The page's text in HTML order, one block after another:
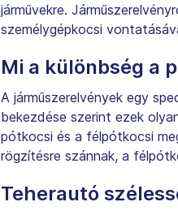
járművekre.
személygépkocsi
Mi a különbség a
A járműszerelvények egy
bekezdése szerint ezek
pótkocsi és a félpótkocsi
rögzítésre szánnak, a
Teherautó